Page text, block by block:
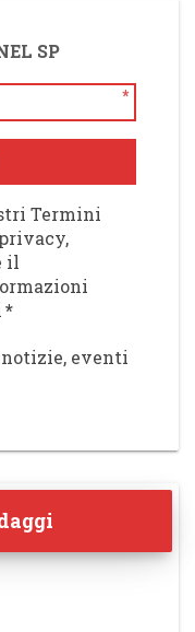
SP
*
Termini
il
*
eventi